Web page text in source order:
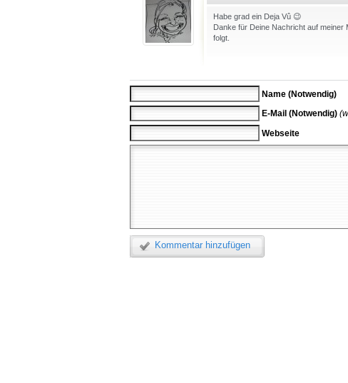
Habe grad ein Deja Vû 😉
Danke für Deine Nachricht auf
folgt.
Name (Notwendig)
E-Mail (Notwendig)
Webseite
Kommentar hinzufügen